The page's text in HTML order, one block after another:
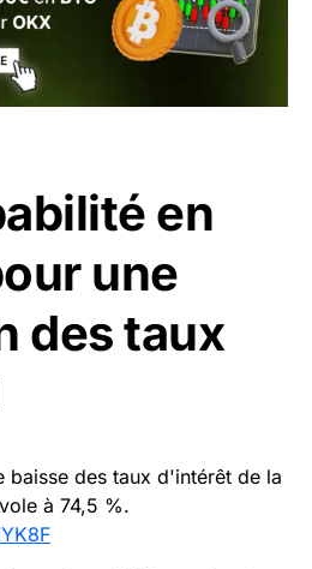
en
une
des taux
baisse des taux d'intérêt de la
à 74,5 %.